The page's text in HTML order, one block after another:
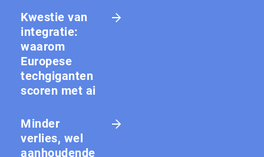
Kwestie van
integratie:
waarom
Europese
techgiganten
scoren met ai
Minder
verlies, wel
aanhoudende